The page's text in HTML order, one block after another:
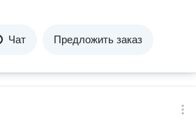
Чат Предложить заказ